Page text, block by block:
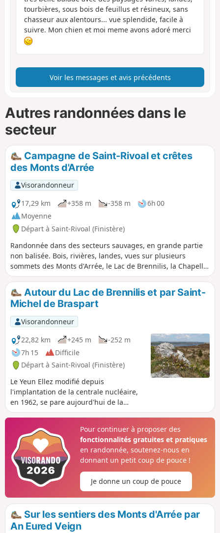
tourbières, sous bois de feuillus et résineux, sans
chasseur aux alentours... vue splendide, facile à
suivre. Mon chien et moi meme avons adoré merci
Voir les messages et avis précédents
Autres randonnées dans le
secteur
Campagne de Saint-Rivoal et crêtes
des Monts d'Arrée
Visorandonneur
17,29 km
+358 m -358 m
6h 00
Moyenne
Départ à Saint-Rivoal (Finistère)
Randonnée dans des secteurs sauvages, en grande partie
non balisée. Bois, rivières, landes, vues sur plusieurs
sommets des Monts d'Arrée, le Lac de Brennilis, la Chapelle
Saint-Michel.
Autour du Lac de Brennilis et par Saint-
Michel de Braspart
Visorandonneur
22,82 km
+245 m
-252 m
7h 15
Difficile
Départ à Saint-Rivoal (Finistère)
Le Yeun Ellez modifié depuis
l'implantation de la centrale nucléaire,
en 1962, se pare aujourd'hui de la
retenue d'eau du barrage de Nestavel.
donnaient toute sa dimension sauvage
à cette cuvette que la légende bretonne
dit constituer les 'Portes de l'enfer'.
Laissez-vous envoûter par le lieu et ses
légendes. La suite du parcours vous fait
monter sur les deux sommets voisins :
(381 m).
Pour continuer à proposer des
fonctionnalités gratuites et pratiques
en randonnée, soutenez-nous en
donnant un petit coup de pouce !
Je donne un coup de pouce
Sur les sentiers des Monts d'Arrée par
An Eured Veign